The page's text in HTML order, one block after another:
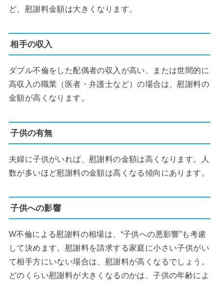
ど、慰謝料金額は大きくなります。
相手の収入
ダブル不倫をした配偶者の収入が高い、または世間的に
高収入の職業（医者・弁護士など）の場合は、慰謝料の
金額が高くなります。
子供の有無
夫婦に子供がいれば、慰謝料の金額は高くなります。人
数が多いほど慰謝料の金額は高くなる傾向にあります。
子供への影響
W不倫による慰謝料の相場は、“子供への悪影響”も考慮
して決めます。慰謝料を請求する家庭に小さい子供がい
て相手方にいない場合は、慰謝料が高くなるでしょう。
どのくらい慰謝料が大きくなるのかは、子供の年齢によ